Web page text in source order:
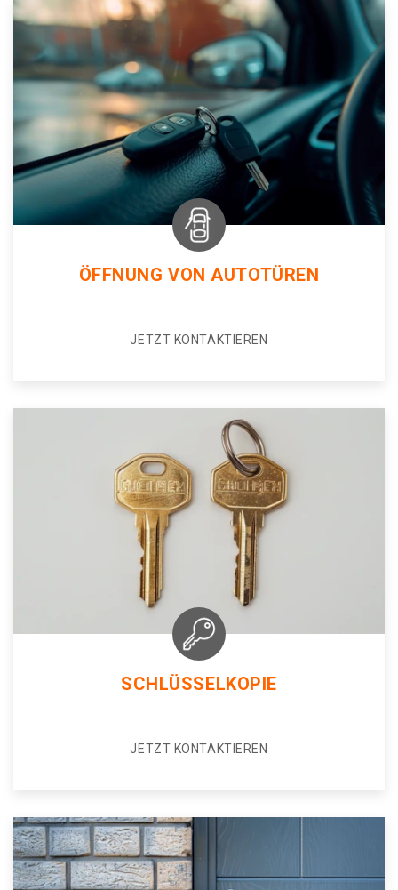
ÖFFNUNG VON AUTOTÜREN
JETZT KONTAKTIEREN
SCHLÜSSELKOPIE
JETZT KONTAKTIEREN